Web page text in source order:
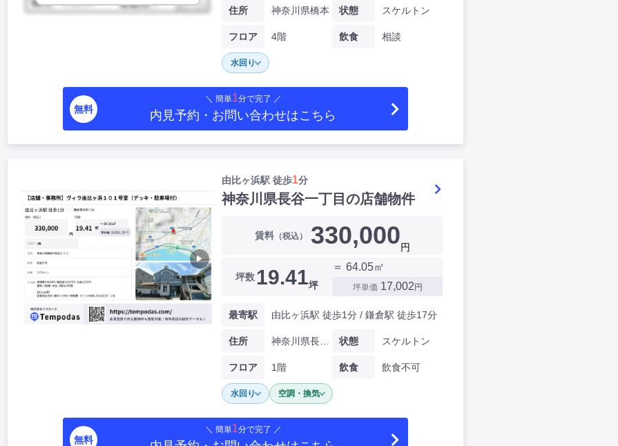
住所 神奈川県橋本
フロア 4階
状態 スケルトン
飲食 相談
水回り
無料
＼ 簡単1分で完了 ／
内見予約・お問い合わせはこちら
▶
由比ヶ浜駅 徒歩1分
神奈川県長谷一丁目の店舗物件
賃料（税込） 330,000円
坪数 19.41坪
＝ 64.05㎡
坪単価 17,002 円
最寄駅 由比ヶ浜駅 徒歩1分 / 鎌倉駅 徒歩17分
住所
フロア 1階
状態 スケルトン
飲食 飲食不可
水回り 空調・換気
無料
＼ 簡単1分で完了 ／